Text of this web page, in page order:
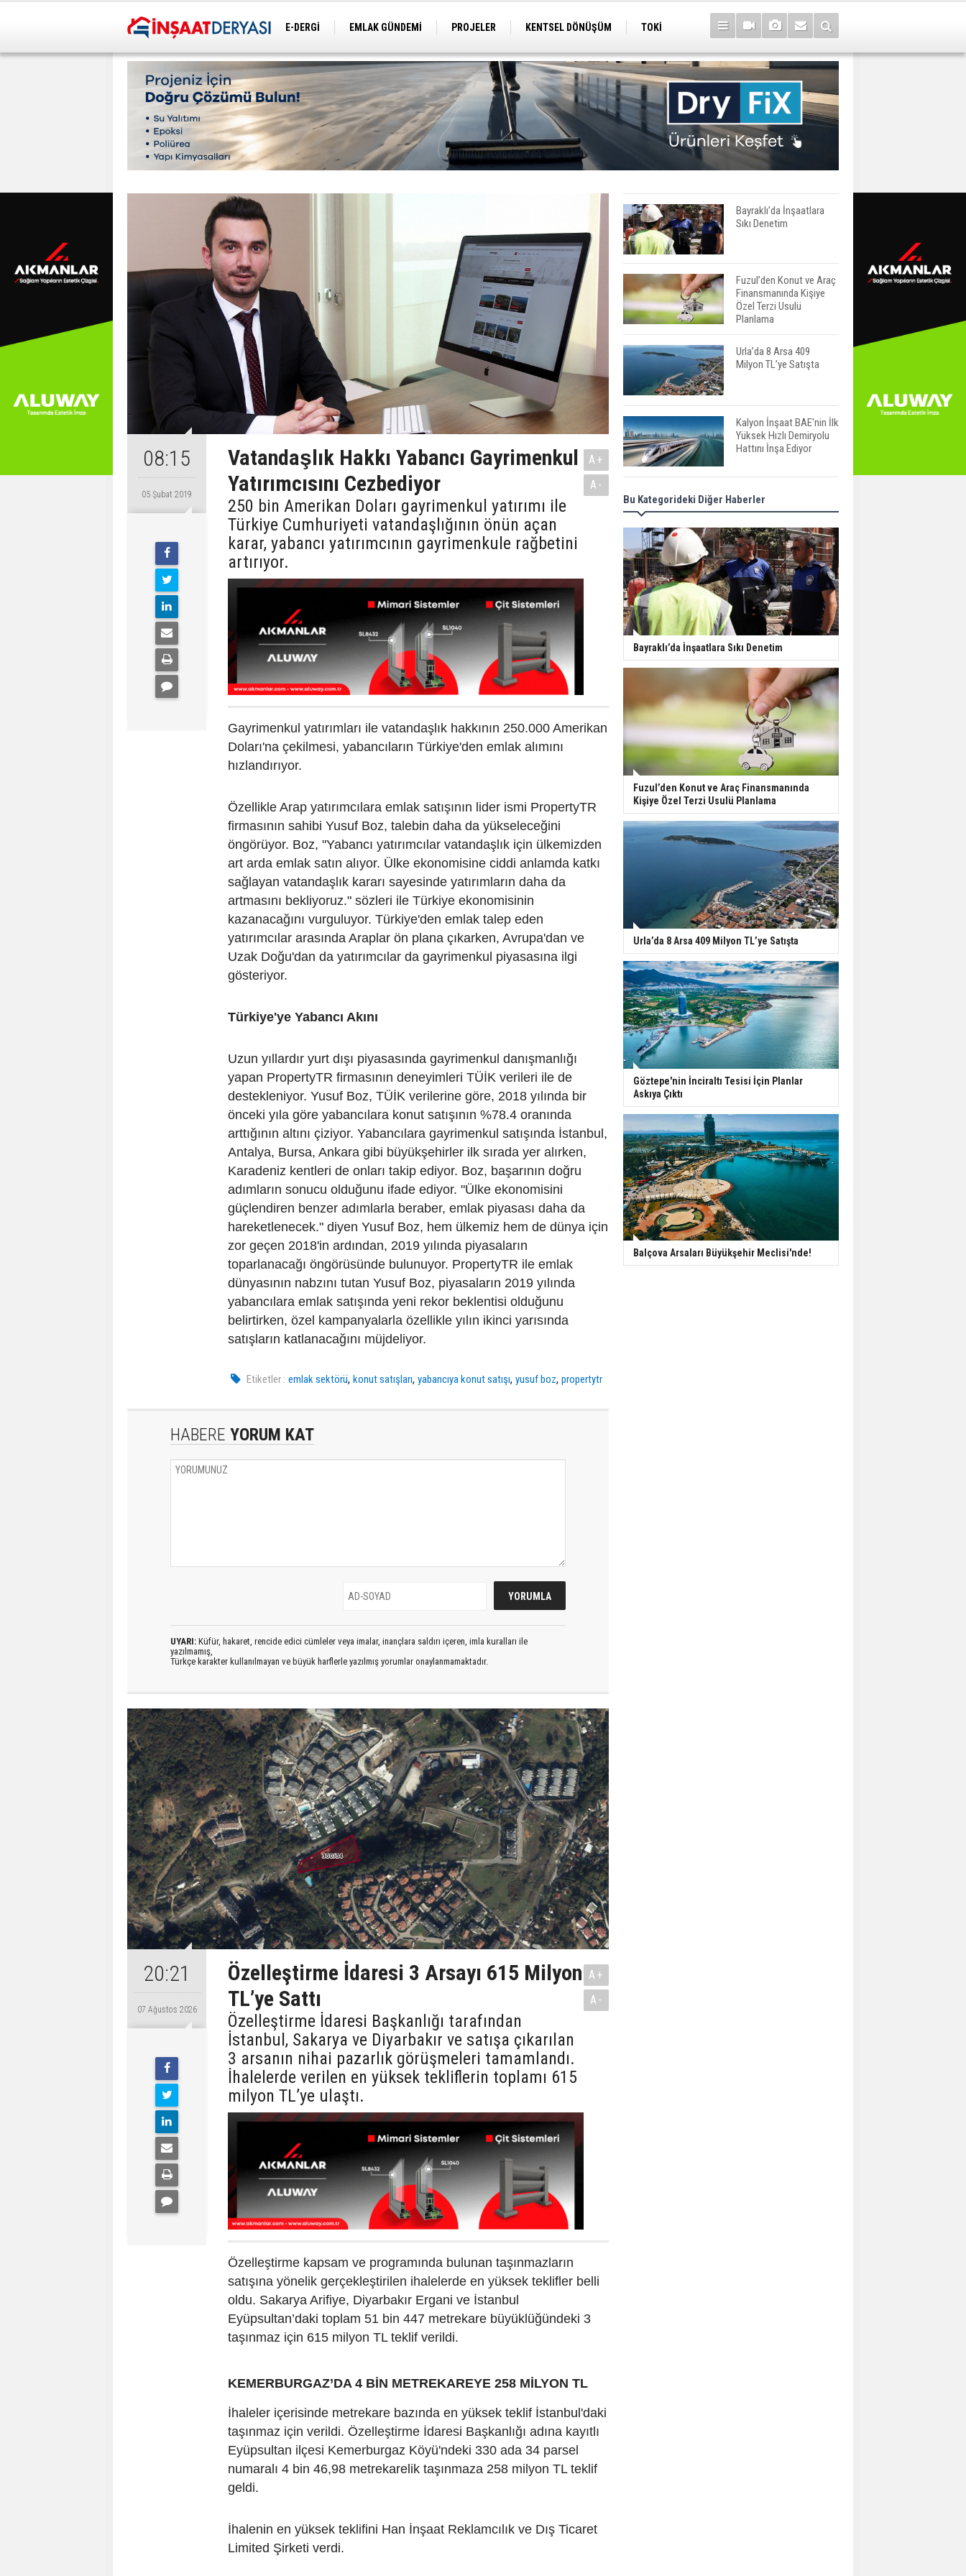
E-DERGİ EMLAK GÜNDEMİ PROJELER KENTSEL DÖNÜŞÜM
TOKİ
08:15
05 Şubat 2019
Vatandaşlık Hakkı Yabancı Gayrimenkul
Yatırımcısını Cezbediyor
250 bin Amerikan Doları gayrimenkul yatırımı ile
Türkiye Cumhuriyeti vatandaşlığının önün açan
karar, yabancı yatırımcının gayrimenkule rağbetini
artırıyor.
A+
A-
Gayrimenkul yatırımları ile vatandaşlık hakkının 250.000 Amerikan
Doları'na çekilmesi, yabancıların Türkiye'den emlak alımını
hızlandırıyor.
Özellikle Arap yatırımcılara emlak satışının lider ismi PropertyTR
firmasının sahibi Yusuf Boz, talebin daha da yükseleceğini
öngörüyor. Boz, "Yabancı yatırımcılar vatandaşlık için ülkemizden
art arda emlak satın alıyor. Ülke ekonomisine ciddi anlamda katkı
sağlayan vatandaşlık kararı sayesinde yatırımların daha da
artmasını bekliyoruz." sözleri ile Türkiye ekonomisinin
kazanacağını vurguluyor. Türkiye'den emlak talep eden
yatırımcılar arasında Araplar ön plana çıkarken, Avrupa'dan ve
Uzak Doğu'dan da yatırımcılar da gayrimenkul piyasasına ilgi
gösteriyor.
Türkiye'ye Yabancı Akını
Uzun yıllardır yurt dışı piyasasında gayrimenkul danışmanlığı
yapan PropertyTR firmasının deneyimleri TÜİK verileri ile de
destekleniyor. Yusuf Boz, TÜİK verilerine göre, 2018 yılında bir
önceki yıla göre yabancılara konut satışının %78.4 oranında
arttığının altını çiziyor. Yabancılara gayrimenkul satışında İstanbul,
Antalya, Bursa, Ankara gibi büyükşehirler ilk sırada yer alırken,
Karadeniz kentleri de onları takip ediyor. Boz, başarının doğru
adımların sonucu olduğunu ifade ediyor. "Ülke ekonomisini
güçlendiren benzer adımlarla beraber, emlak piyasası daha da
hareketlenecek." diyen Yusuf Boz, hem ülkemiz hem de dünya için
zor geçen 2018'in ardından, 2019 yılında piyasaların
toparlanacağı öngörüsünde bulunuyor. PropertyTR ile emlak
dünyasının nabzını tutan Yusuf Boz, piyasaların 2019 yılında
yabancılara emlak satışında yeni rekor beklentisi olduğunu
belirtirken, özel kampanyalarla özellikle yılın ikinci yarısında
satışların katlanacağını müjdeliyor.
Etiketler : emlak sektörü,konut satışları,yabancıya konut satışı,yusuf boz,propertytr
HABERE YORUM KAT
UYARI: Küfür, hakaret, rencide edici cümleler veya imalar, inançlara saldırı içeren, imla kuralları ile
yazılmamış,
Türkçe karakter kullanılmayan ve büyük harflerle yazılmış yorumlar onaylanmamaktadır.
20:21
07 Ağustos 2026
Özelleştirme İdaresi 3 Arsayı 615 Milyon
TL’ye Sattı
Özelleştirme İdaresi Başkanlığı tarafından
İstanbul, Sakarya ve Diyarbakır ve satışa çıkarılan
3 arsanın nihai pazarlık görüşmeleri tamamlandı.
İhalelerde verilen en yüksek tekliflerin toplamı 615
milyon TL’ye ulaştı.
A+
A-
Özelleştirme kapsam ve programında bulunan taşınmazların
satışına yönelik gerçekleştirilen ihalelerde en yüksek teklifler belli
oldu. Sakarya Arifiye, Diyarbakır Ergani ve İstanbul
Eyüpsultan’daki toplam 51 bin 447 metrekare büyüklüğündeki 3
taşınmaz için 615 milyon TL teklif verildi.
KEMERBURGAZ’DA 4 BİN METREKAREYE 258 MİLYON TL
İhaleler içerisinde metrekare bazında en yüksek teklif İstanbul'daki
taşınmaz için verildi. Özelleştirme İdaresi Başkanlığı adına kayıtlı
Eyüpsultan ilçesi Kemerburgaz Köyü'ndeki 330 ada 34 parsel
numaralı 4 bin 46,98 metrekarelik taşınmaza 258 milyon TL teklif
geldi.
İhalenin en yüksek teklifini Han İnşaat Reklamcılık ve Dış Ticaret
Limited Şirketi verdi.
Bayraklı’da İnşaatlara
Sıkı Denetim
Fuzul’den Konut ve Araç
Finansmanında Kişiye
Özel Terzi Usulü
Planlama
Urla’da 8 Arsa 409
Milyon TL’ye Satışta
Kalyon İnşaat BAE'nin İlk
Yüksek Hızlı Demiryolu
Hattını İnşa Ediyor
ABD'de Konut Kredisi
Faizi Son Bir Yılın En
TOKİ 51 İlde 540 Konut
ve İş Yerini Satışa
Sunuyor
Yatırımcıların Bina Tercihi
Değişiyor: Dijital Altyapı
Öne Çıkıyor
TOKİ'nin Kiralık Sosyal
Konut Modeli Kiraları
Düşürür Mü?
İkinci El Konut Fiyatları
İspanya'da Bir Yılda
Yüzde 16,2 Arttı
Konut Satışları Güçlü
Seyrini Korudu Yabancıya
Satış Geriledi
Bu Kategorideki Diğer Haberler
Bayraklı’da İnşaatlara Sıkı Denetim
Fuzul’den Konut ve Araç Finansmanında
Kişiye Özel Terzi Usulü Planlama
Urla’da 8 Arsa 409 Milyon TL’ye Satışta
Göztepe'nin İnciraltı Tesisi İçin Planlar
Askıya Çıktı
Balçova Arsaları Büyükşehir Meclisi'nde!